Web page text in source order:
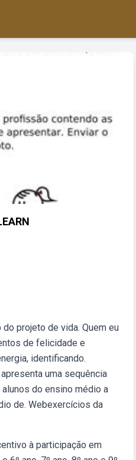
projeto de vida. Quem eu
de felicidade e
identificando.
uma sequência
do ensino médio a
de. Webexercícios da
à participação em